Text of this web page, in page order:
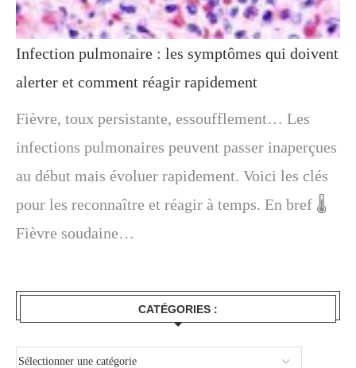
Infection pulmonaire : les symptômes qui doivent
alerter et comment réagir rapidement
Fièvre, toux persistante, essoufflement… Les
infections pulmonaires peuvent passer inaperçues
au début mais évoluer rapidement. Voici les clés
pour les reconnaître et réagir à temps. En bref 🌡️
Fièvre soudaine…
CATÉGORIES :